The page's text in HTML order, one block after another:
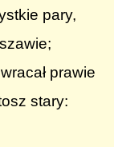
pary,
prawie
stary: